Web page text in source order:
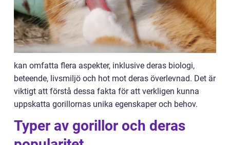
kan omfatta flera aspekter, inklusive deras biologi,
beteende, livsmiljö och hot mot deras överlevnad. Det är
viktigt att förstå dessa fakta för att verkligen kunna
uppskatta gorillornas unika egenskaper och behov.
Typer av gorillor och deras